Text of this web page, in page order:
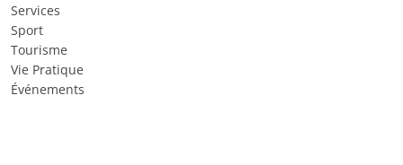
Services
Sport
Tourisme
Vie Pratique
Événements